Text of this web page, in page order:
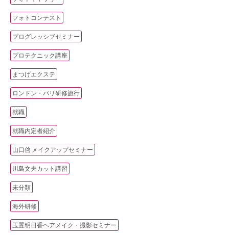
フォトコンテスト
プログレッシブセミナー
プロテクニック講座
まつげエクステ
ロンドン・パリ研修旅行
就職
就職内定者紹介
山口啓 メイクアップセミナー
川島文夫カット講習
未分類
海外研修
玉置明日香ヘアメイク・撮影セミナー